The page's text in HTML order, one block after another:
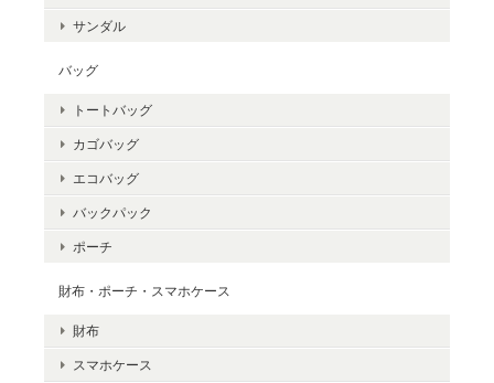
サンダル
バッグ
トートバッグ
カゴバッグ
エコバッグ
バックパック
ポーチ
財布・ポーチ・スマホケース
財布
スマホケース